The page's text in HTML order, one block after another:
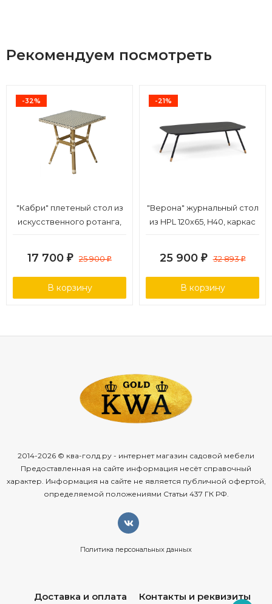
Рекомендуем посмотреть
-32%
"Кабри" плетеный стол из
искусственного ротанга,
17 700 ₽ 25 900₽
В корзину
-21%
"Верона" журнальный стол
из HPL 120х65, H40, каркас
мрамор"
25 900 ₽ 32 893₽
В корзину
2014-2026 © ква-голд.ру - интернет магазин садовой мебели
Предоставленная на сайте информация несёт справочный
характер. Информация на сайте не является публичной офертой,
определяемой положениями Статьи 437 ГК РФ.
Политика персональных данных
Доставка и оплата Контакты и реквизиты